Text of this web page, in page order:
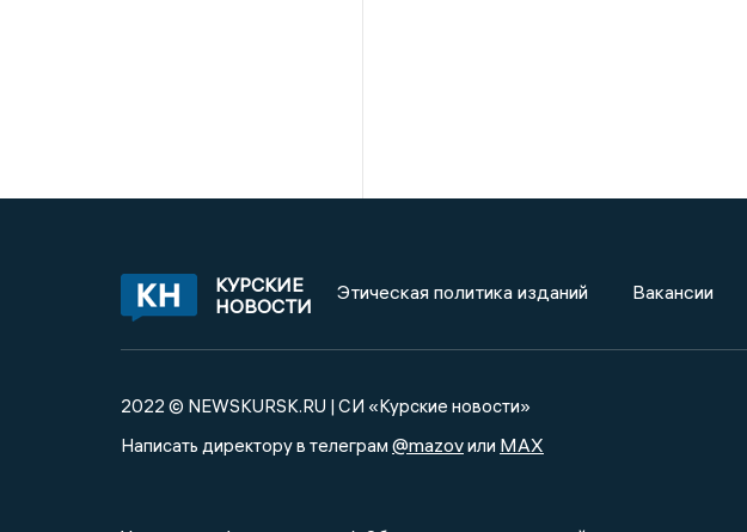
КУРСКИЕ
НОВОСТИ
Этическая политика изданий Вакансии
2022 © NEWSKURSK.RU | СИ «Курские новости»
Написать директору в телеграм @mazovили MAX